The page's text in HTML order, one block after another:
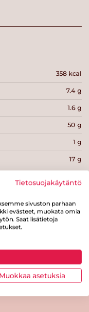
358 kcal
7.4 g
1.6 g
50 g
1 g
17 g
Tietosuojakäytäntö
sivuston parhaan
evästeet, muokata omia
Saat lisätietoja
Muokkaa asetuksia